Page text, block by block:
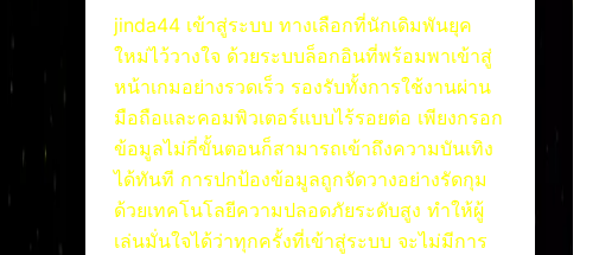
jinda44 เข้าสู่ระบบ ทางเลือกที่นักเดิมพันยุค
ใหม่ไว้วางใจ ด้วยระบบล็อกอินที่พร้อมพาเข้าสู่
หน้าเกมอย่างรวดเร็ว รองรับทั้งการใช้งานผ่าน
มือถือและคอมพิวเตอร์แบบไร้รอยต่อ เพียงกรอก
ข้อมูลไม่กี่ขั้นตอนก็สามารถเข้าถึงความบันเทิง
ได้ทันที การปกป้องข้อมูลถูกจัดวางอย่างรัดกุม
ด้วยเทคโนโลยีความปลอดภัยระดับสูง ทำให้ผู้
เล่นมั่นใจได้ว่าทุกครั้งที่เข้าสู่ระบบ จะไม่มีการ